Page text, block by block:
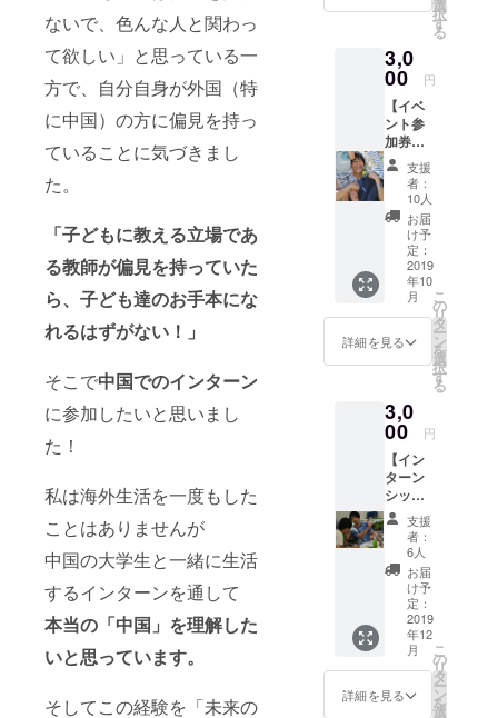
ないで、色んな人と関わっ
て欲しい」と思っている一
方で、自分自身が外国（特
に中国）の方に偏見を持っ
ていることに気づきまし
た。
「子どもに教える立場であ
る教師が偏見を持っていた
ら、子ども達のお手本にな
れるはずがない！」
そこで中国でのインターン
に参加したいと思いまし
た！
私は海外生活を一度もした
ことはありませんが
中国の大学生と一緒に生活
するインターンを通して
本当の「中国」を理解した
いと思っています。
そしてこの経験を「未来の
す。 小
泉志信
の挑戦
に対し
て、
「頑張
れ！リ
ターン
は要ら
ない！
ただた
だ応援
る！」
という
方へ。
選
択
す
る
3,0
00 円
【イベ
ント参
加券】
イン
ターン
シップ
を終え
て、教
員養成
段階の
学生に
対して
中国の
リアル
につい
ク
ショッ
プに招
待させ
て頂き
ます。
時期は
10月頃
で、場
所は東
京都内
を予定
してい
ます。
学生
じゃな
い方で
支援
者：
10人
お届
け予
定：
2019
年10
月
詳細を見る
こ
の
リ
タ
ー
ン
を
選
択
す
る
3,0
00 円
【イン
ターン
シップ
を終え
ての活
動レ
ポート
プレゼ
ント】
イン
ターン
シップ
を終え
て、
ワーク
支援
者：
6人
お届
け予
定：
2019
年12
月
詳細を見る
こ
の
リ
タ
ー
ン
を
選